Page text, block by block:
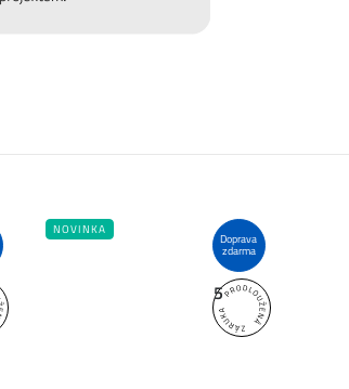
Doprava
zdarma
5
NOVINKA